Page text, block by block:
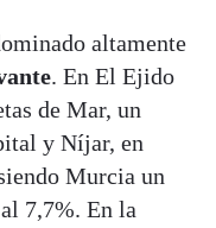
altamente
. En El Ejido
de Mar, un
y Níjar, en
Murcia un
7,7%. En la